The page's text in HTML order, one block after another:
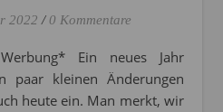
2022 / 0 Kommentare
kleinen Änderungen
heute ein. Man merkt, wir